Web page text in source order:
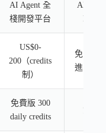
AI Agent 全
棧開發平台
AI
US$0-
200（credits
制）
免費版
進階未
免費版 300
daily credits
免費